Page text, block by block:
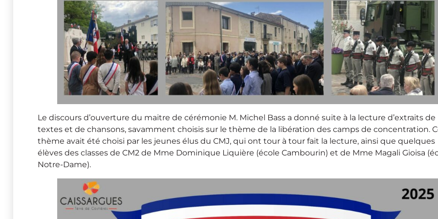
Le discours d’ouverture du maitre de cérémonie M. Michel Bass a donné suite à la lecture d’extraits de
textes et de chansons, savamment choisis sur le thème de la libération des camps de concentration.
thème avait été choisi par les jeunes élus du CMJ, qui ont tour à tour fait la lecture, ainsi que quelques
élèves des classes de CM2 de Mme Dominique Liquière (école Cambourin) et de Mme Magali Gioisa
Notre-Dame).